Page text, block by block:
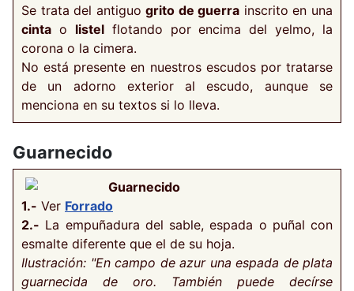
Se trata del antiguogrito de guerra inscrito en una
cinta o listelflotando por encima del yelmo, la
corona o la cimera.
No está presente en nuestros escudos por tratarse
de un adorno exterior al escudo, aunque se
menciona en su textos si lo lleva.
Guarnecido
Guarnecido
1.- Ver Forrado
2.- La empuñadura del sable, espada o puñal con
esmalte diferente que el de su hoja.
Ilustración: "En campo de azur una espada de plata
guarnecida de oro. También puede decírse